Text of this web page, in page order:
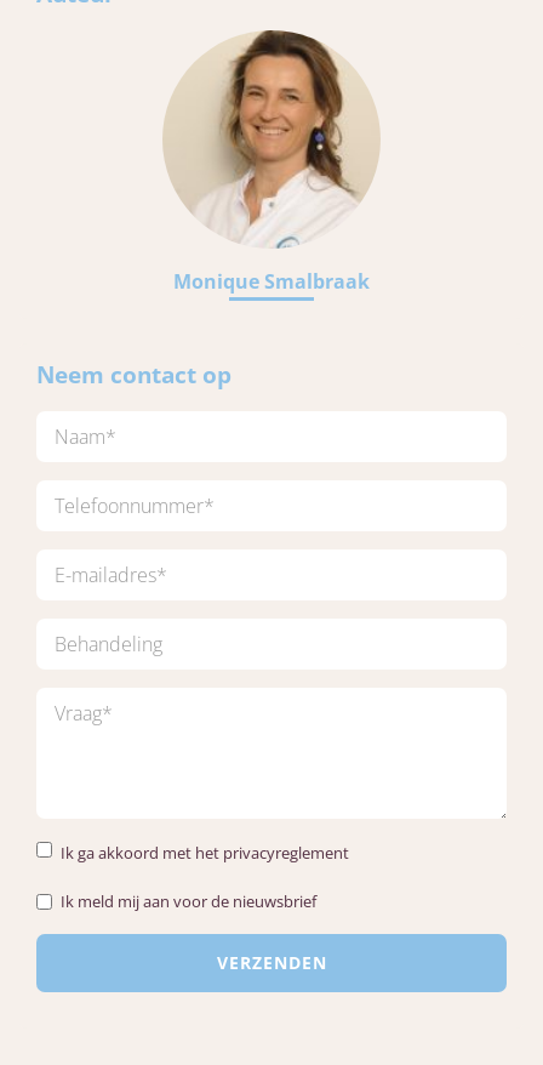
Monique Smalbraak
Neem contact op
Ik ga akkoord met het privacyreglement
Ik meld mij aan voor de nieuwsbrief